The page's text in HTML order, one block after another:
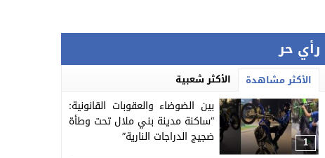
رأي حر
الأكثر مشاهدة الأكثر شعبية
1
بين الضوضاء والعقوبات القانونية:
“ساكنة مدينة بني ملال تحت وطأة
ضجيج الدراجات النارية”